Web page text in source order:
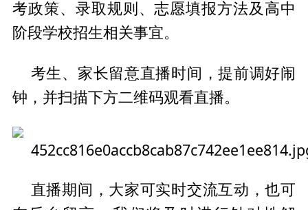
考政策、录取规则、志愿填报方法及高中
阶段学校招生相关事宜。
考生、家长留意直播时间，提前调好闹
钟，并扫描下方二维码观看直播。
直播期间，大家可实时交流互动，也可